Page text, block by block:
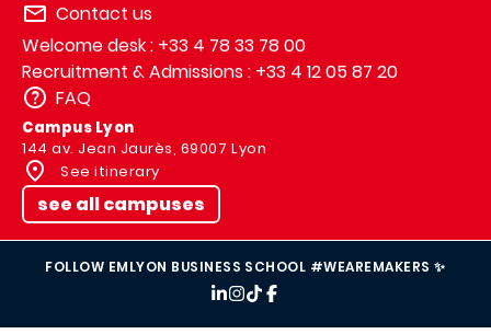
Contact us
Welcome desk : +33 4 78 33 78 00
Recruitment & Admissions : +33 4 12 05 87 20
FAQ
Campus Lyon
144 av. Jean Jaurès, 69007 Lyon
See itinerary
see all campuses
FOLLOW EMLYON BUSINESS SCHOOL #WEAREMAKERS ✨